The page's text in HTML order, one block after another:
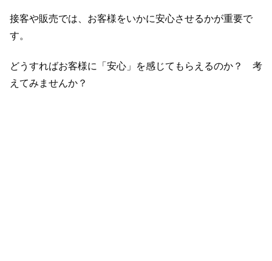
接客や販売では、お客様をいかに安心させるかが重要で
す。
どうすればお客様に「安心」を感じてもらえるのか？ 考
えてみませんか？